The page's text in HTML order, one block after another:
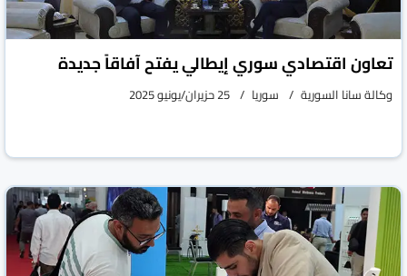
تعاون اقتصادي سوري إيطالي يفتح آفاقاً جديدة
وكالة سانا السورية سوريا 25 حزيران/يونيو 2025